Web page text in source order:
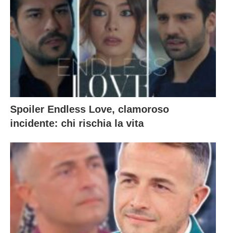
Spoiler Endless Love, clamoroso
incidente: chi rischia la vita